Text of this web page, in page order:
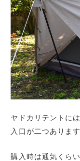
ヤドカリテントに
入口が二つあります
購入時は通気くら